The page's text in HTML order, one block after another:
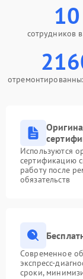
10
сотрудников
Используются
сертификацию
работу после
обязательств
Современное
экспресс-
сроки,